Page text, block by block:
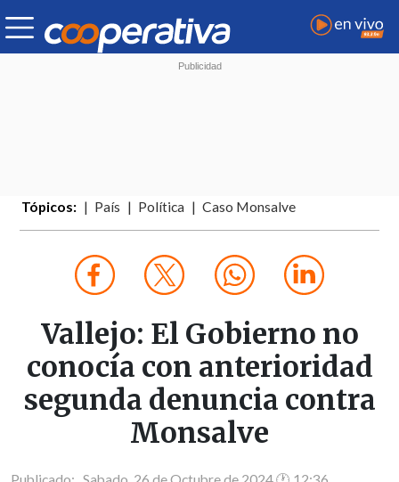
Tópicos: País Política Caso Monsalve
Vallejo: El Gobierno no
conocía con anterioridad
segunda denuncia contra
Monsalve